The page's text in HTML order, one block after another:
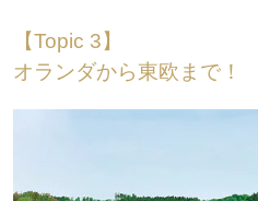
【Topic 3】
オランダから東欧まで